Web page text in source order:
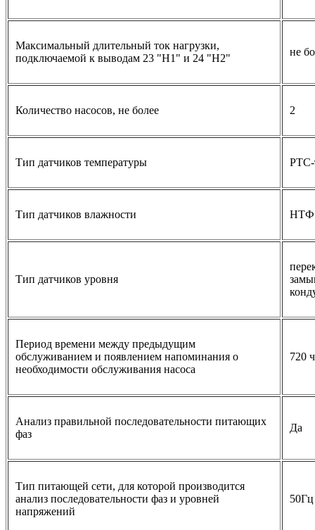
Максимальный длительный ток нагрузки,
подключаемой к выводам 23 "Н1" и 24 "Н2"
не
Количество насосов, не более 2
Тип датчиков температуры РТС-
Тип датчиков влажности НТФ
Тип датчиков уровня
Период времени между предыдущим
обслуживанием и появлением напоминания о
необходимости обслуживания насоса
720
Анализ правильной последовательности питающих
фаз
Да
Тип питающей сети, для которой производится
анализ последовательности фаз и уровней
напряжений